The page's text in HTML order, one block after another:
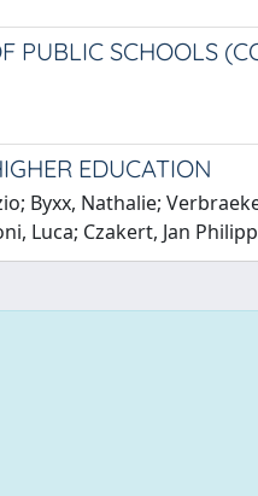
PUBLIC SCHOOLS
EDUCATION
Byxx, Nathalie;
Luca; Czakert, Jan Philipp